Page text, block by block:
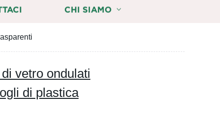
CHI SIAMO
vetro ondulati
di plastica